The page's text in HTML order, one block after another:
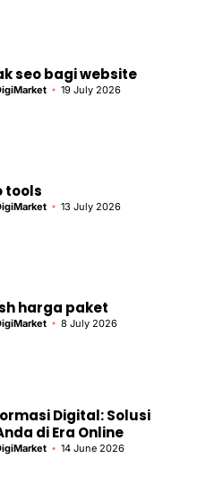
seo bagi website
19 July 2026
tools
13 July 2026
harga paket
8 July 2026
Digital: Solusi
di Era Online
14 June 2026